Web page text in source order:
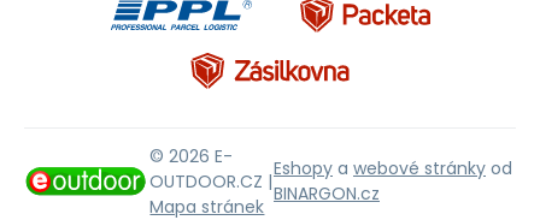
© 2026 E-
OUTDOOR.CZ |
Mapa stránek
Eshopy a webové stránky od
BINARGON.cz